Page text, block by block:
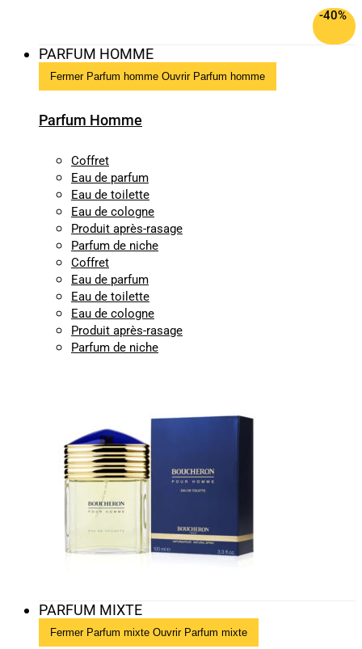
-40%
PARFUM HOMME
Fermer Parfum homme Ouvrir Parfum homme
Parfum Homme
Coffret
Eau de parfum
Eau de toilette
Eau de cologne
Produit après-rasage
Parfum de niche
Coffret
Eau de parfum
Eau de toilette
Eau de cologne
Produit après-rasage
Parfum de niche
PARFUM MIXTE
Fermer Parfum mixte Ouvrir Parfum mixte